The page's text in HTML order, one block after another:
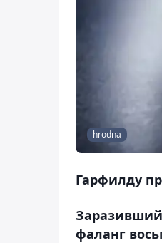
hrodna
Гарфилду
фаланг